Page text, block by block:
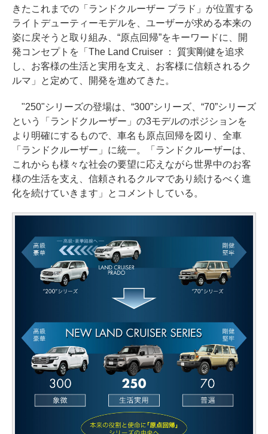
きたこれまでの「ランドクルーザー プラド」が位置する
ライトデューティーモデルを、ユーザーが求める本来の
姿に戻そうと取り組み、“原点回帰”をキーワードに、開
発コンセプトを「The Land Cruiser ： 質実剛健を追求
し、お客様の生活と実用を支え、お客様に信頼されるク
ルマ」と定めて、開発を進めてきた。
"250"シリーズの登場は、“300”シリーズ、“70”シリーズ
という「ランドクルーザー」の3モデルのポジションを
より明確にするもので、車名も原点回帰を図り、全車
「ランドクルーザー」に統一。「ランドクルーザーは、
これからも様々な社会の要望に応えながら世界中のお客
様の生活を支え、信頼されるクルマであり続けるべく進
化を続けていきます」とコメントしている。